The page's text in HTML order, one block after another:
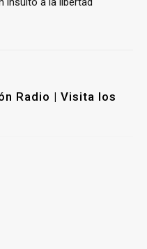
Radio | Visita los